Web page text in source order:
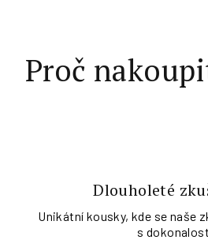
Proč
Dlouholeté
Unikátní kousky, kde se naše
s